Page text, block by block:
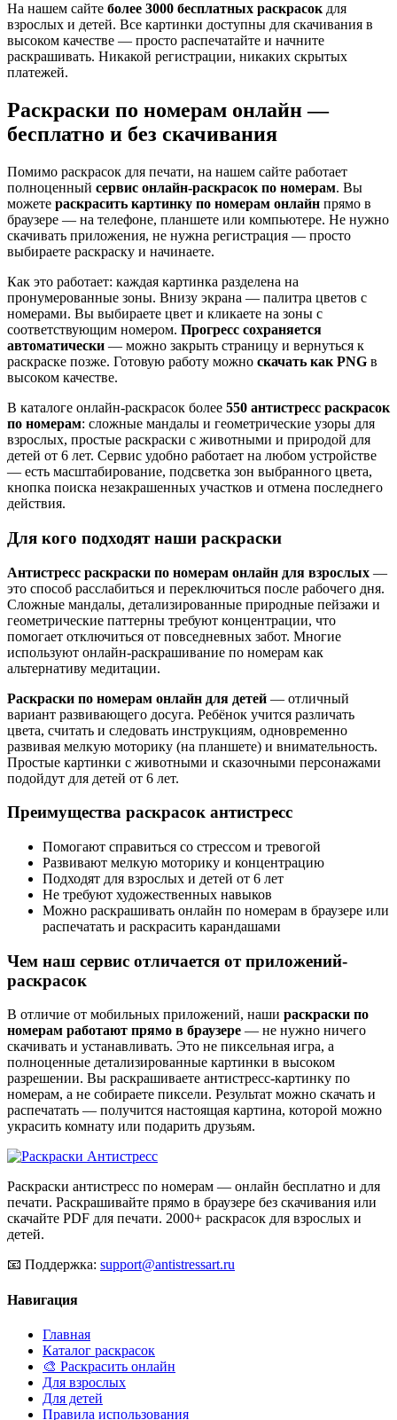
На нашем сайте более 3000 бесплатных раскрасок для
взрослых и детей. Все картинки доступны для скачивания в
высоком качестве — просто распечатайте и начните
раскрашивать. Никакой регистрации, никаких скрытых
платежей.
Раскраски по номерам онлайн —
бесплатно и без скачивания
Помимо раскрасок для печати, на нашем сайте работает
полноценный сервис онлайн-раскрасок по номерам. Вы
можете раскрасить картинку по номерам онлайн прямо в
браузере — на телефоне, планшете или компьютере. Не нужно
скачивать приложения, не нужна регистрация — просто
выбираете раскраску и начинаете.
Как это работает: каждая картинка разделена на
пронумерованные зоны. Внизу экрана — палитра цветов с
номерами. Вы выбираете цвет и кликаете на зоны с
соответствующим номером. Прогресс сохраняется
автоматически — можно закрыть страницу и вернуться к
раскраске позже. Готовую работу можно скачать как PNG в
высоком качестве.
В каталоге онлайн-раскрасок более 550 антистресс раскрасок
по номерам: сложные мандалы и геометрические узоры для
взрослых, простые раскраски с животными и природой для
детей от 6 лет. Сервис удобно работает на любом устройстве
— есть масштабирование, подсветка зон выбранного цвета,
кнопка поиска незакрашенных участков и отмена последнего
действия.
Для кого подходят наши раскраски
Антистресс раскраски по номерам онлайн для взрослых —
это способ расслабиться и переключиться после рабочего дня.
Сложные мандалы, детализированные природные пейзажи и
геометрические паттерны требуют концентрации, что
помогает отключиться от повседневных забот. Многие
используют онлайн-раскрашивание по номерам как
альтернативу медитации.
Раскраски по номерам онлайн для детей — отличный
вариант развивающего досуга. Ребёнок учится различать
цвета, считать и следовать инструкциям, одновременно
развивая мелкую моторику (на планшете) и внимательность.
Простые картинки с животными и сказочными персонажами
подойдут для детей от 6 лет.
Преимущества раскрасок антистресс
Помогают справиться со стрессом и тревогой
Развивают мелкую моторику и концентрацию
Подходят для взрослых и детей от 6 лет
Не требуют художественных навыков
Можно раскрашивать онлайн по номерам в браузере или
распечатать и раскрасить карандашами
Чем наш сервис отличается от приложений-
раскрасок
В отличие от мобильных приложений, наши раскраски по
номерам работают прямо в браузере — не нужно ничего
скачивать и устанавливать. Это не пиксельная игра, а
полноценные детализированные картинки в высоком
разрешении. Вы раскрашиваете антистресс-картинку по
номерам, а не собираете пиксели. Результат можно скачать и
распечатать — получится настоящая картина, которой можно
украсить комнату или подарить друзьям.
Раскраски антистресс по номерам — онлайн бесплатно и для
печати. Раскрашивайте прямо в браузере без скачивания или
скачайте PDF для печати. 2000+ раскрасок для взрослых и
детей.
📧 Поддержка: support@antistressart.ru
Навигация
Главная
Каталог раскрасок
🎨 Раскрасить онлайн
Для взрослых
Для детей
Правила использования